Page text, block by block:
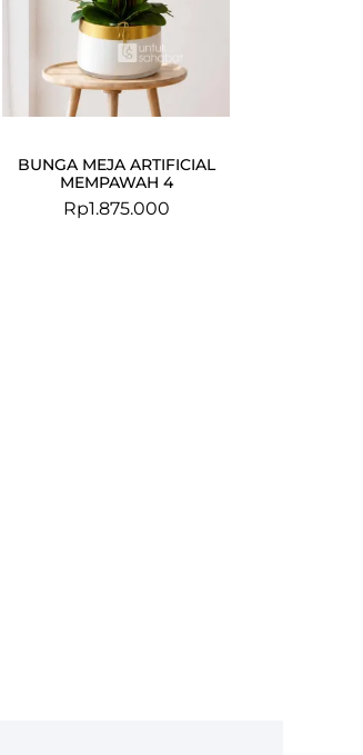
BUNGA MEJA ARTIFICIAL
MEMPAWAH 4
Rp1.875.000